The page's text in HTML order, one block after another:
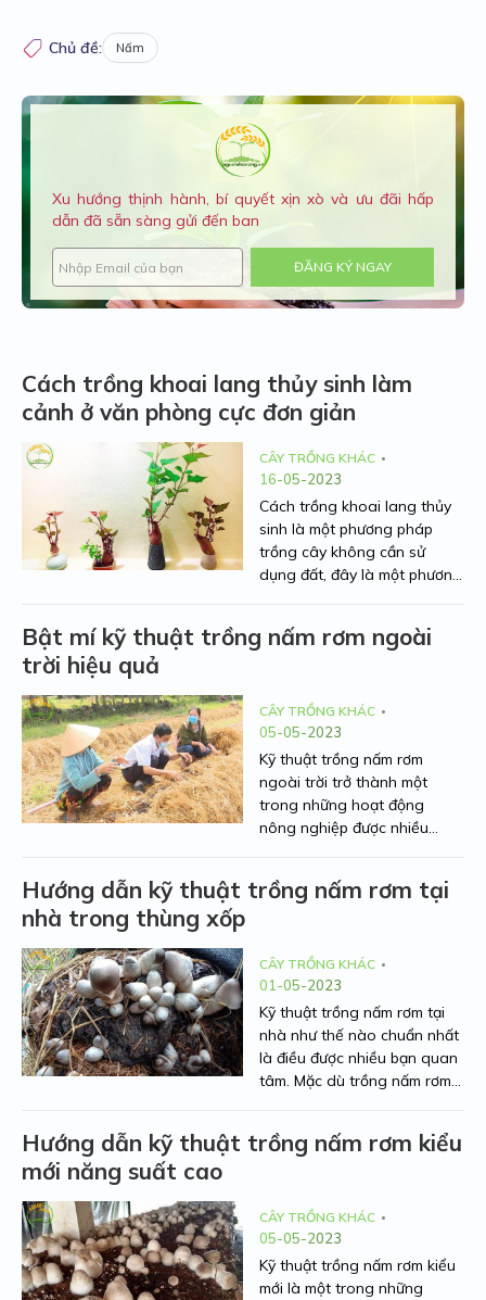
Chủ đề: Nấm
Xu hướng thịnh hành, bí quyết xịn xò và ưu đãi hấp
dẫn đã sẵn sàng gửi đến ban
ĐĂNG KÝ NGAY
Cách trồng khoai lang thủy sinh làm
cảnh ở văn phòng cực đơn giản
CÂY TRỒNG KHÁC
16-05-2023
Cách trồng khoai lang thủy
sinh là một phương pháp
trồng cây không cần sử
dụng đất, đây là một phương
văn phòng công ty nhằm tạo
Người Nhà Nông sẽ hướng
dẫn bạn kỹ thuật trồng khoai
lang thủy sinh một cách đơn
giản.
Bật mí kỹ thuật trồng nấm rơm ngoài
trời hiệu quả
CÂY TRỒNG KHÁC
05-05-2023
Kỹ thuật trồng nấm rơm
ngoài trời trở thành một
trong những hoạt động
nông nghiệp được nhiều
mang lại nguồn thu nhập ổn
Trong bài viết này, chúng tôi
sẽ chia sẻ với bạn các cách
trồng nấm rơm ngoài trời
hiệu quả và cách thu hoạch
phù hợp.
Hướng dẫn kỹ thuật trồng nấm rơm tại
nhà trong thùng xốp
CÂY TRỒNG KHÁC
01-05-2023
Kỹ thuật trồng nấm rơm tại
nhà như thế nào chuẩn nhất
là điều được nhiều bạn quan
tâm. Mặc dù trồng nấm rơm
cũng nắm rõ được hết kỹ
con các mẹo cũng như
những điều cần quan tâm để
có được một vụ nấm bội thu.
Hướng dẫn kỹ thuật trồng nấm rơm kiểu
mới năng suất cao
CÂY TRỒNG KHÁC
05-05-2023
Kỹ thuật trồng nấm rơm kiểu
mới là một trong những